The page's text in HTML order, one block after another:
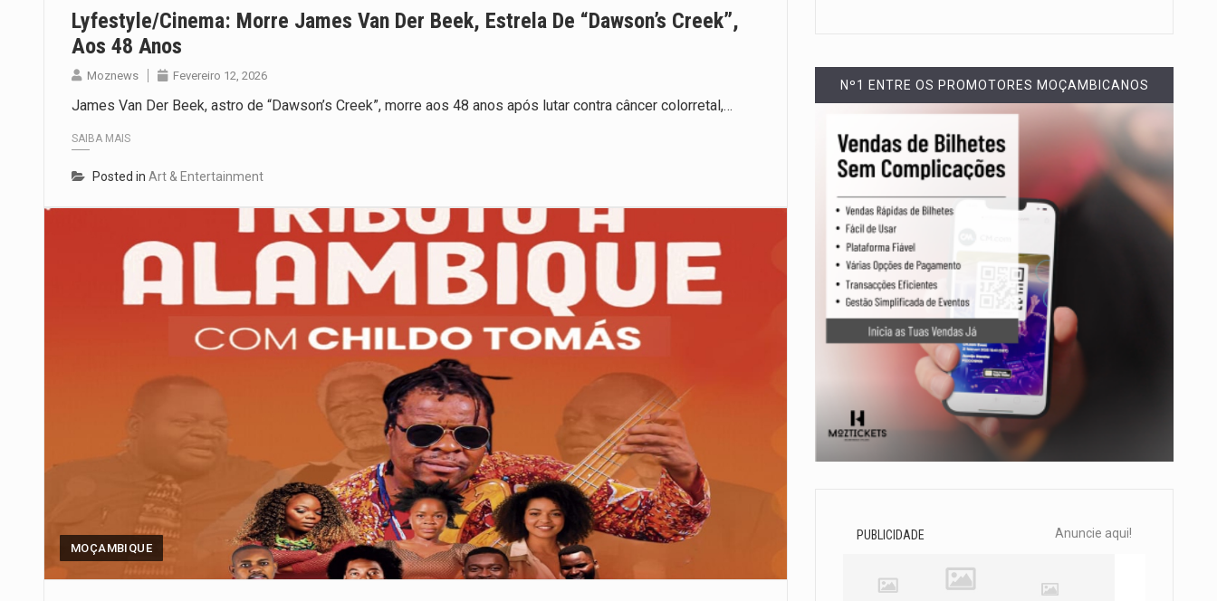
Lyfestyle/Cinema: Morre James Van Der Beek, Estrela De “Dawson’s Creek”,
Aos 48 Anos
Moznews Fevereiro 12, 2026
James Van Der Beek, astro de “Dawson’s Creek”, morre aos 48 anos após lutar contra câncer colorretal,…
SAIBA MAIS
Posted in Art & Entertainment
MOÇAMBIQUE
Nº1 ENTRE OS PROMOTORES MOÇAMBICANOS
PUBLICIDADE Anuncie aqui!